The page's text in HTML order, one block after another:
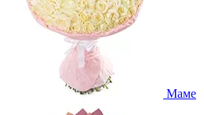
Маме